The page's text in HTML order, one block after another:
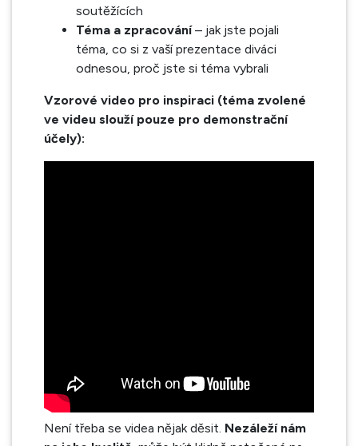
soutěžících
Téma a zpracování– jak jste pojali
téma, co si z vaší prezentace diváci
odnesou, proč jste si téma vybrali
Vzorové video pro inspiraci (téma zvolené
ve videu slouží pouze pro demonstrační
účely):
Není třeba se videa nějak děsit. Nezáleží nám